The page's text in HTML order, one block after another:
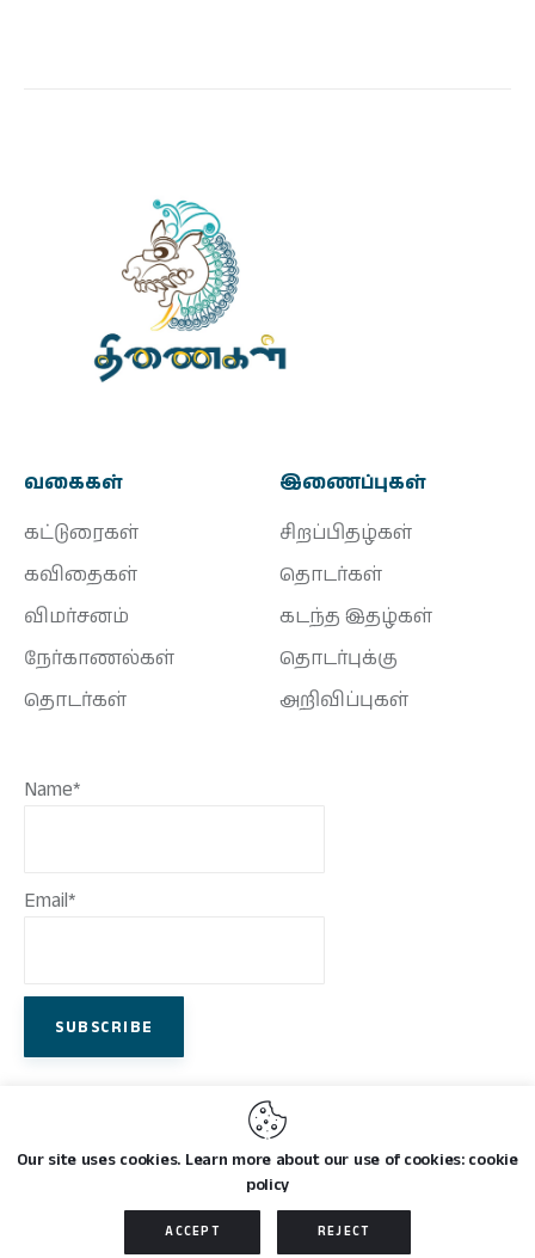
வகைகள்
கட்டுரைகள்
கவிதைகள்
விமர்சனம்
நேர்காணல்கள்
தொடர்கள்
இணைப்புகள்
சிறப்பிதழ்கள்
தொடர்கள்
கடந்த இதழ்கள்
தொடர்புக்கு
அறிவிப்புகள்
Name*
Email*
© 2026. All Rights Reserved.
Our site uses cookies. Learn more about our use of cookies: cookie
policy
ACCEPT REJECT